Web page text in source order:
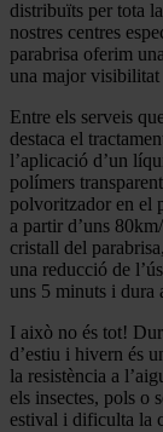
distribuïts per tota
nostres centres
parabrisa oferim
una major
Entre els serveis
destaca el
l’aplicació d’un
polímers
polvoritzador en el
a partir d’uns
cristall del
una reducció de
uns 5 minuts i dura
I això no és tot!
d’estiu i hivern és
la resistència a
els insectes, pols o
estival i dificulta la